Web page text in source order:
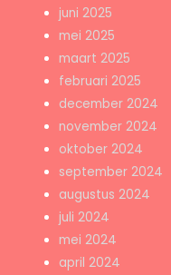
juni 2025
mei 2025
maart 2025
februari 2025
december 2024
november 2024
oktober 2024
september 2024
augustus 2024
juli 2024
mei 2024
april 2024